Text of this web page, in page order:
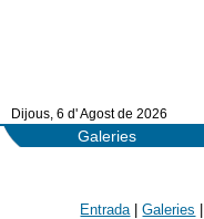
Dijous, 6 d' Agost de 2026
Galeries
Entrada|Galeries